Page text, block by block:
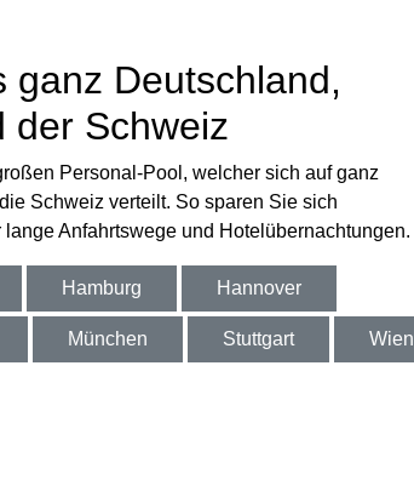
ganz Deutschland,
der Schweiz
Personal-Pool, welcher sich auf ganz
Schweiz verteilt. So sparen Sie sich
Anfahrtswege und Hotelübernachtungen.
Hamburg Hannover
München Stuttgart Wien